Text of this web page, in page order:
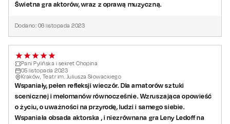
Świetna gra aktorów, wraz z oprawą muzyczną.
Dodano: 06 listopada 2023
Pani Pylińska i sekret Chopina
05 listopada 2023
Kraków, Teatr im. Juliusza Słowackiego
Wspaniały, pełen refleksji wieczór. Dla amatorów sztuki
scenicznej i melomanów równocześnie. Wzruszająca opowieść
o życiu, o uważności na przyrodę, ludzi i samego siebie.
Wspaniała obsada aktorska , i niezrównana gra Leny Ledoff na